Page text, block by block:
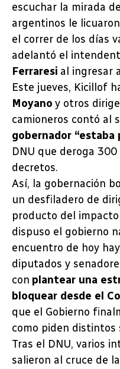
escuchar la mirada
argentinos le
el correr de los días
adelantó el
Ferraresi al ingresar
Este jueves, Kicillof
Moyano y otros
camioneros contó al
gobernador “estaba
DNU que deroga
decretos.
Así, la gobernación
un desfiladero de
producto del
dispuso el gobierno
encuentro de hoy
diputados y
con plantear una
bloquear desde el
que el Gobierno
como piden distintos
Tras el DNU, varios
salieron al cruce de